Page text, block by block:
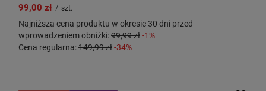
99,00 zł / szt.
Najniższa cena produktu w okresie 30 dni przed
wprowadzeniem obniżki:99,99 zł-1%
Cena regularna:149,99 zł-34%